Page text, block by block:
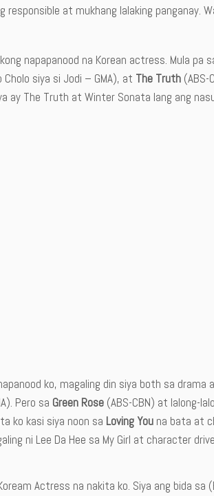
responsible at mukhang lalaking panganay.
napapanood na Korean actress. Mula
Cholo siya si Jodi – GMA), at The Truth (ABS-
ay The Truth at Winter Sonata lang ang
ko, magaling din siya both sa drama
Pero sa Green Rose (ABS-CBN) at lalong-
ko kasi siya noon sa Loving You na bata at
ni Lee Da Hee sa My Girl at character
Actress na nakita ko. Siya ang bida sa